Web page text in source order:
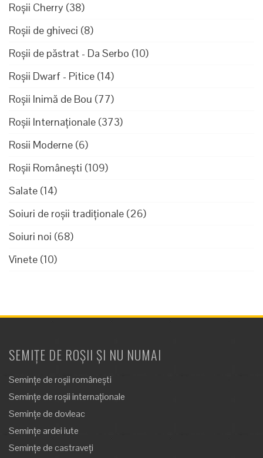
Roșii Cherry (38)
Roșii de ghiveci (8)
Roșii de păstrat - Da Serbo (10)
Roșii Dwarf - Pitice (14)
Roșii Inimă de Bou (77)
Roșii Internaționale (373)
Rosii Moderne (6)
Roșii Românești (109)
Salate (14)
Soiuri de roșii tradiționale (26)
Soiuri noi (68)
Vinete (10)
SEMIȚE DE ROȘII ȘI NU NUMAI
Semințe de roșii românești
Semințe de roșii internaționale
Semințe de dovleac
Semințe ardei iute
Semințe de castraveți